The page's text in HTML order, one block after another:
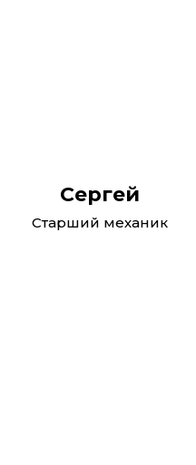
Сергей
Старший механик